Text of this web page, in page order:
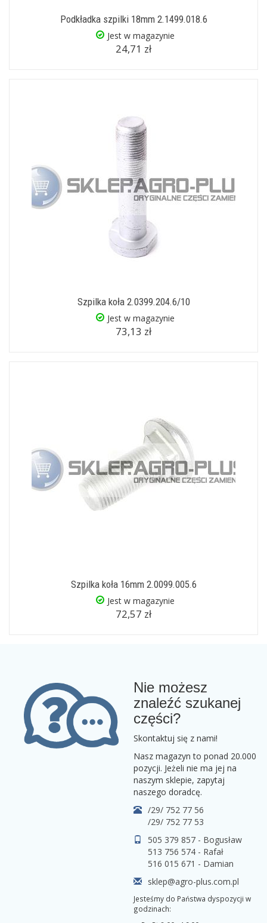
Podkładka szpilki 18mm 2.1499.018.6
Jest w magazynie
24,71 zł
Szpilka koła 2.0399.204.6/10
Jest w magazynie
73,13 zł
Szpilka koła 16mm 2.0099.005.6
Jest w magazynie
72,57 zł
Nie możesz
znaleźć szukanej
części?
Skontaktuj się z nami!
Nasz magazyn to ponad 20.000
pozycji. Jeżeli nie ma jej na
naszym sklepie, zapytaj
naszego doradcę.
/29/ 752 77 56
/29/ 752 77 53
505 379 857 - Bogusław
513 756 574 - Rafał
516 015 671 - Damian
sklep@agro-plus.com.pl
Jesteśmy do Państwa dyspozycji w
godzinach: